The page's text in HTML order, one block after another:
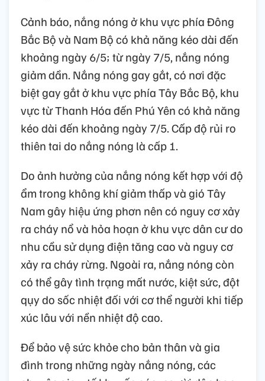
Cảnh báo, nắng nóng ở khu vực phía Đông
Bắc Bộ và Nam Bộ có khả năng kéo dài đến
khoảng ngày 6/5; từ ngày 7/5, nắng nóng
giảm dần. Nắng nóng gay gắt, có nơi đặc
biệt gay gắt ở khu vực phía Tây Bắc Bộ, khu
vực từ Thanh Hóa đến Phú Yên có khả năng
kéo dài đến khoảng ngày 7/5. Cấp độ rủi ro
thiên tai do nắng nóng là cấp 1.
Do ảnh hưởng của nắng nóng kết hợp với độ
ẩm trong không khí giảm thấp và gió Tây
Nam gây hiệu ứng phơn nên có nguy cơ xảy
ra cháy nổ và hỏa hoạn ở khu vực dân cư do
nhu cầu sử dụng điện tăng cao và nguy cơ
xảy ra cháy rừng. Ngoài ra, nắng nóng còn
có thể gây tình trạng mất nước, kiệt sức, đột
qụy do sốc nhiệt đối với cơ thể người khi tiếp
xúc lâu với nền nhiệt độ cao.
Để bảo vệ sức khỏe cho bản thân và gia
đình trong những ngày nắng nóng, các